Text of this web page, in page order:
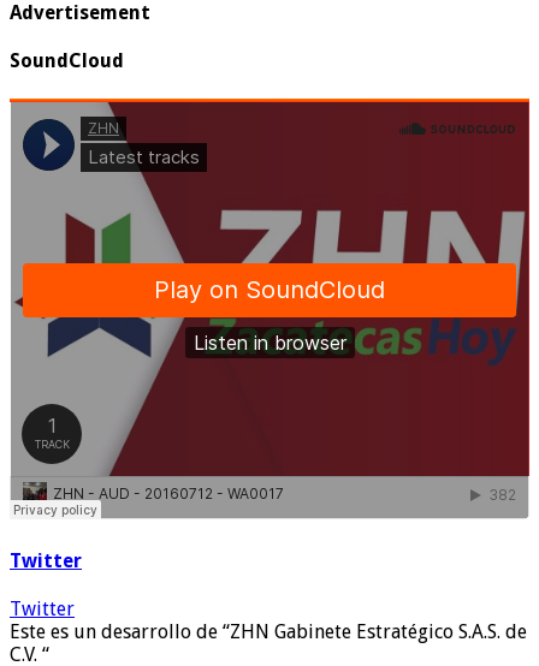
Advertisement
SoundCloud
Twitter
Twitter
Este es un desarrollo de “ZHN Gabinete Estratégico S.A.S. de
C.V. “